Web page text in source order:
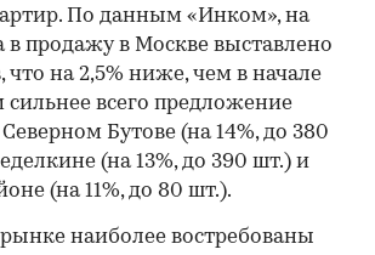
По данным «Инком», на
в продажу в Москве выставлено
что на 2,5% ниже, чем в начале
сильнее всего предложение
Бутове (на 14%, до 380
(на 13%, до 390 шт.) и
(на 11%, до 80 шт.).
наиболее востребованы